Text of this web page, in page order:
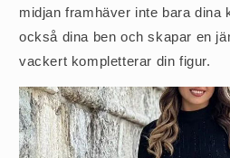
midjan framhäver inte bara dina
också dina ben och skapar en
vackert kompletterar din figur.